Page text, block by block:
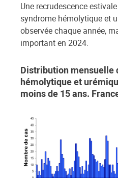
Une recrudescence
syndrome hémolytique et
observée chaque année,
important en 2024.
Distribution mensuelle
hémolytique et
moins de 15 ans.